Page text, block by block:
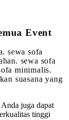
Event
sewa sofa
sewa sofa
minimalis.
suasana yang
juga dapat
tinggi